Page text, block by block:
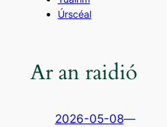
Úrscéal
Ar an raidió
2026-05-08—